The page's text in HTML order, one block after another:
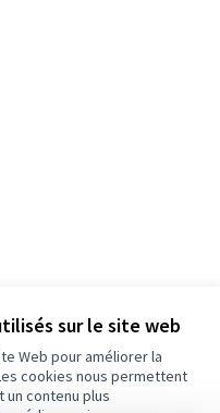
sur le site web
Web pour améliorer la
cookies nous permettent
contenu plus